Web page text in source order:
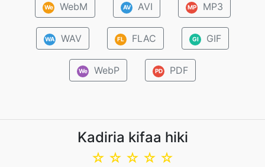
We WebM AV AVI MP MP3
WA WAV FL FLAC GI GIF
We WebP PD PDF
Kadiria kifaa hiki
☆
☆
☆
☆
☆